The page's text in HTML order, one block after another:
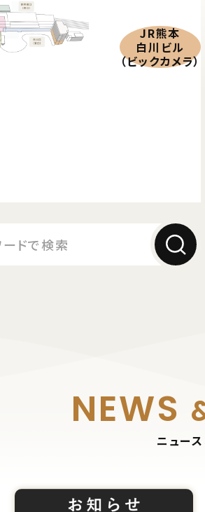
JR熊本
白川ビル
（ビックカメラ）
NEWS
ニュー